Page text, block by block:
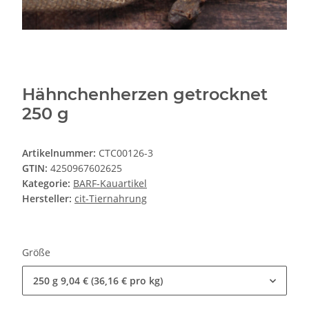
Hähnchenherzen getrocknet
250 g
Artikelnummer: CTC00126-3
GTIN: 4250967602625
Kategorie: BARF-Kauartikel
Hersteller: cit-Tiernahrung
Größe
250 g 9,04 € (36,16 € pro kg)